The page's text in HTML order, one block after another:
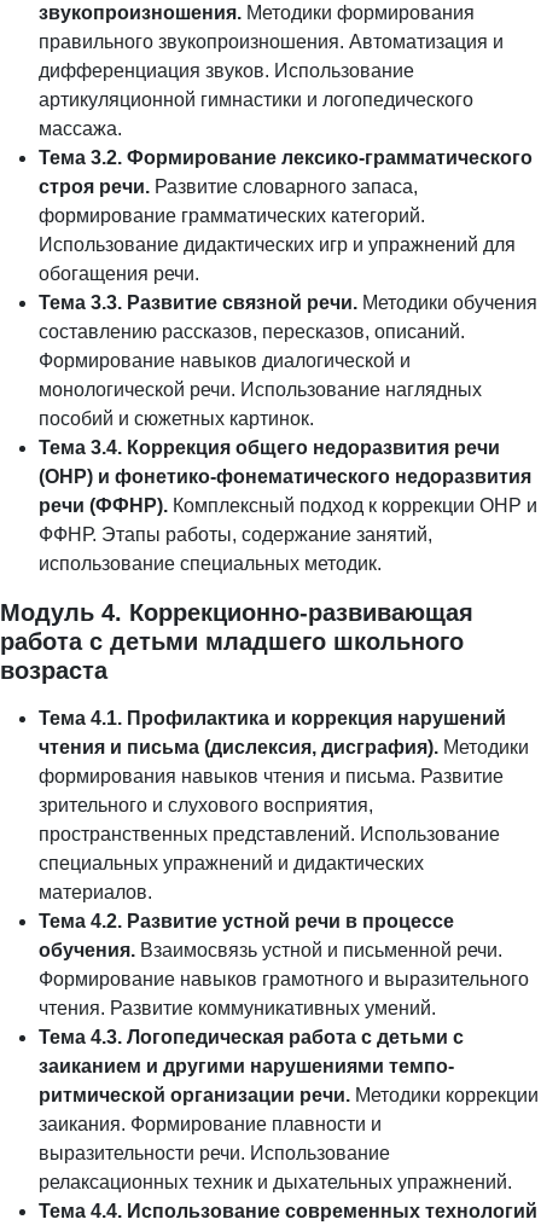
звукопроизношения. Методики формирования
правильного звукопроизношения. Автоматизация и
дифференциация звуков. Использование
артикуляционной гимнастики и логопедического
массажа.
Тема 3.2. Формирование лексико-грамматического
строя речи. Развитие словарного запаса,
формирование грамматических категорий.
Использование дидактических игр и упражнений для
обогащения речи.
Тема 3.3. Развитие связной речи. Методики обучения
составлению рассказов, пересказов, описаний.
Формирование навыков диалогической и
монологической речи. Использование наглядных
пособий и сюжетных картинок.
Тема 3.4. Коррекция общего недоразвития речи
(ОНР) и фонетико-фонематического недоразвития
речи (ФФНР). Комплексный подход к коррекции ОНР и
ФФНР. Этапы работы, содержание занятий,
использование специальных методик.
Модуль 4. Коррекционно-развивающая
работа с детьми младшего школьного
возраста
Тема 4.1. Профилактика и коррекция нарушений
чтения и письма (дислексия, дисграфия). Методики
формирования навыков чтения и письма. Развитие
зрительного и слухового восприятия,
пространственных представлений. Использование
специальных упражнений и дидактических
материалов.
Тема 4.2. Развитие устной речи в процессе
обучения. Взаимосвязь устной и письменной речи.
Формирование навыков грамотного и выразительного
чтения. Развитие коммуникативных умений.
Тема 4.3. Логопедическая работа с детьми с
заиканием и другими нарушениями темпо-
ритмической организации речи. Методики коррекции
заикания. Формирование плавности и
выразительности речи. Использование
релаксационных техник и дыхательных упражнений.
Тема 4.4. Использование современных технологий